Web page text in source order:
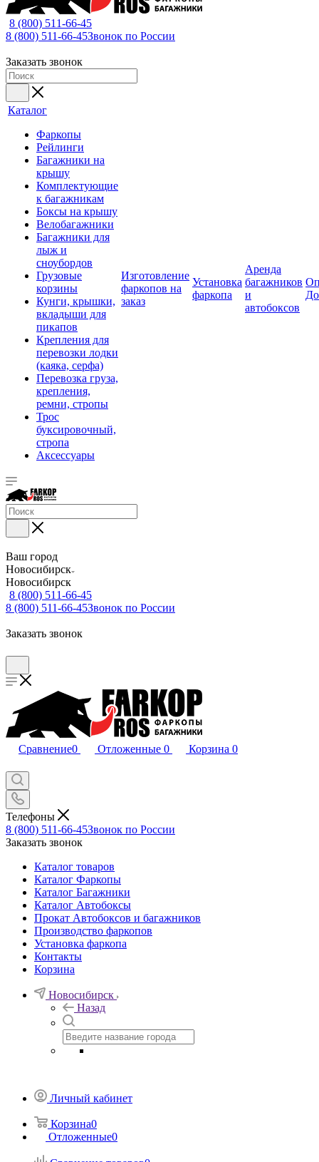
8 (800) 511-66-45
8 (800) 511-66-45Звонок по России
Заказать звонок
Каталог
Фаркопы
Рейлинги
Багажники на
крышу
Комплектующие
к багажникам
Боксы на крышу
Велобагажники
Багажники для
лыж и
сноубордов
Грузовые
корзины
Кунги, крышки,
вкладыши для
пикапов
Крепления для
перевозки лодки
(каяка, серфа)
Перевозка груза,
крепления,
ремни, стропы
Трос
буксировочный,
стропа
Аксессуары
Изготовление
фаркопов на
заказ
Установка
фаркопа
Аренда
багажников
и
автобоксов
Ваш город
Новосибирск
Новосибирск
8 (800) 511-66-45
8 (800) 511-66-45Звонок по России
Заказать звонок
Сравнение0 Отложенные 0 Корзина 0
Телефоны
8 (800) 511-66-45Звонок по России
Заказать звонок
Каталог товаров
Каталог Фаркопы
Каталог Багажники
Каталог Автобоксы
Прокат Автобоксов и багажников
Производство фаркопов
Установка фаркопа
Контакты
Корзина
Новосибирск
Назад
Личный кабинет
Корзина0
Отложенные0